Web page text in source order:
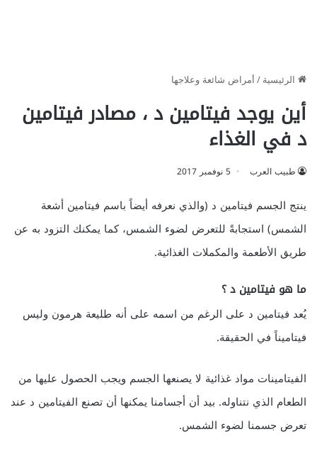
الرئيسية/أمراض شائعة وعلاجها
أين يوجد فيتامين د ، مصادر فيتامين
د في الغذاء
طبيب العرب 5 نوفمبر 2017
ينتج الجسم فيتامين د (والذي نعرفه أيضاً باسم فيتامين أشعة
الشمس) استجابةً للتعرض لضوء الشمس، كما يمكنك التزود به عن
طريق الأطعمة والمكملات الغذائية.
ما هو فيتامين د ؟
يُعد فيتامين د على الرغم من اسمه على أنه طليعة هرمون وليس
فيتاميناً في الحقيقة.
الفيتامينات مواد غذائية لا يصنعها الجسم ويجب الحصول عليها من
الطعام الذي نتناوله. بيد أن أجسامنا يمكنها أن تصنع الفيتامين د عند
تعرض جسمنا لضوء الشمس.